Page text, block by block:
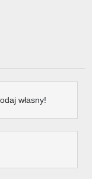
własny!